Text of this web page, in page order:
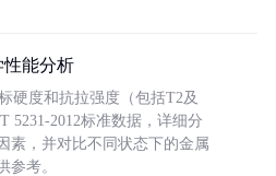
性能分析
硬度和抗拉强度（包括T2及
5231-2012标准数据，详细分
素，并对比不同状态下的金属
参考。